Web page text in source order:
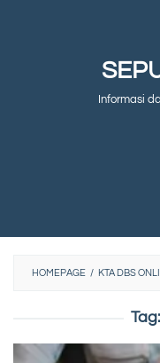
Informasi
HOMEPAGE / KTA DBS
Tag: